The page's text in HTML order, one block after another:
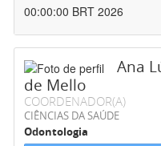
00:00:00 BRT 2026
Ana
de Mello
COORDENADOR(A)
CIÊNCIAS DA SAÚDE
Odontologia